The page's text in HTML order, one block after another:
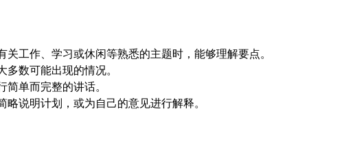
工作、学习或休闲等熟悉的主题时，能够理解要点。
数可能出现的情况。
单而完整的讲话。
说明计划，或为自己的意见进行解释。